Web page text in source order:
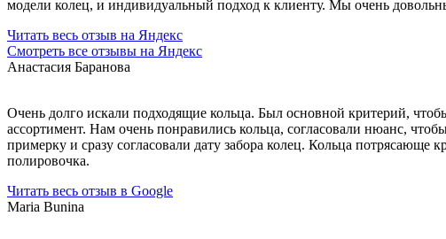
модели колец, и индивидуальный подход к клиенту. Мы очень
Читать весь отзыв на Яндекс
Смотреть все отзывы на Яндекс
Анастасия Баранова
Очень долго искали подходящие кольца. Был основной критерий,
ассортимент. Нам очень понравились кольца, согласовали нюанс,
примерку и сразу согласовали дату забора колец. Кольца
полировочка.
Читать весь отзыв в Google
Maria Bunina